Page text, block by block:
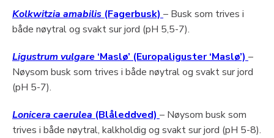
Kolkwitzia amabilis (Fagerbusk) – Busk som trives i
både nøytral og svakt sur jord (pH 5,5-7).
Ligustrum vulgare ‘Maslø’ (Europaliguster ‘Maslø’) –
Nøysom busk som trives i både nøytral og svakt sur jord
(pH 5-7).
Lonicera caerulea (Blåleddved) – Nøysom busk som
trives i både nøytral, kalkholdig og svakt sur jord (pH 5-8).